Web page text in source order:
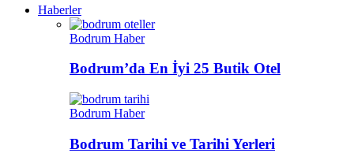
Haberler
Bodrum Haber
Bodrum’da En İyi 25 Butik Otel
Bodrum Haber
Bodrum Tarihi ve Tarihi Yerleri